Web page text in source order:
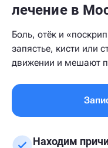
лечение в
Боль, отёк и
запястье, кисти или
движении и мешают
Находим